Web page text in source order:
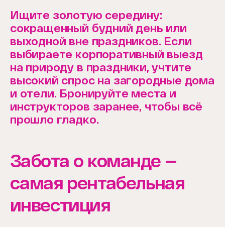
Ищите золотую середину:
сокращенный будний день или
выходной вне праздников. Если
выбираете корпоративный выезд
на природу в праздники, учтите
высокий спрос на загородные дома
и отели. Бронируйте места и
инструкторов заранее, чтобы всё
прошло гладко.
Забота о команде —
самая рентабельная
инвестиция